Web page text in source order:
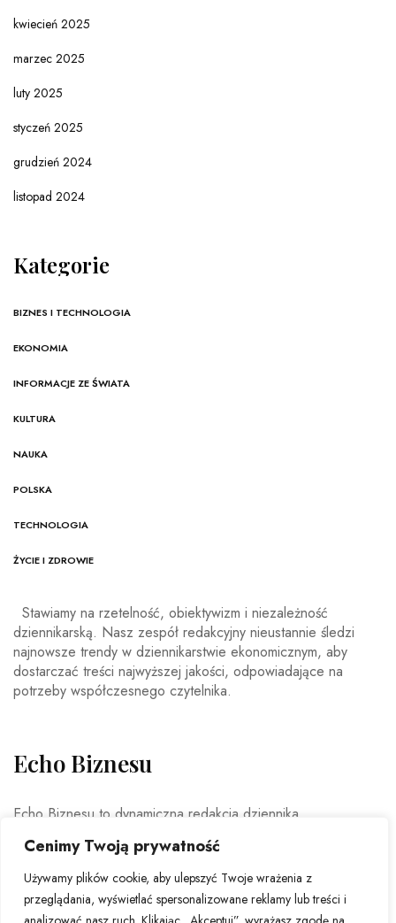
Cenimy Twoją prywatność
Używamy plików cookie, aby ulepszyć Twoje wrażenia z
przeglądania, wyświetlać spersonalizowane reklamy lub treści i
kwiecień 2025
marzec 2025
luty 2025
styczeń 2025
grudzień 2024
listopad 2024
Kategorie
BIZNES I TECHNOLOGIA
EKONOMIA
INFORMACJE ZE ŚWIATA
KULTURA
NAUKA
POLSKA
TECHNOLOGIA
ŻYCIE I ZDROWIE
Stawiamy na rzetelność, obiektywizm i niezależność
dziennikarską. Nasz zespół redakcyjny nieustannie śledzi
najnowsze trendy w dziennikarstwie ekonomicznym, aby
dostarczać treści najwyższej jakości, odpowiadające na
potrzeby współczesnego czytelnika.
Echo Biznesu
Echo Biznesu to dynamiczna redakcja dziennika
aktualne informacje ze świata biznesu. Nasz zespół
doświadczonych dziennikarzy i ekspertów ekonomicznych
codziennie analizuje najważniejsze wydarzenia rynkowe,
trendy gospodarcze oraz decyzje mające wpływ na polską i